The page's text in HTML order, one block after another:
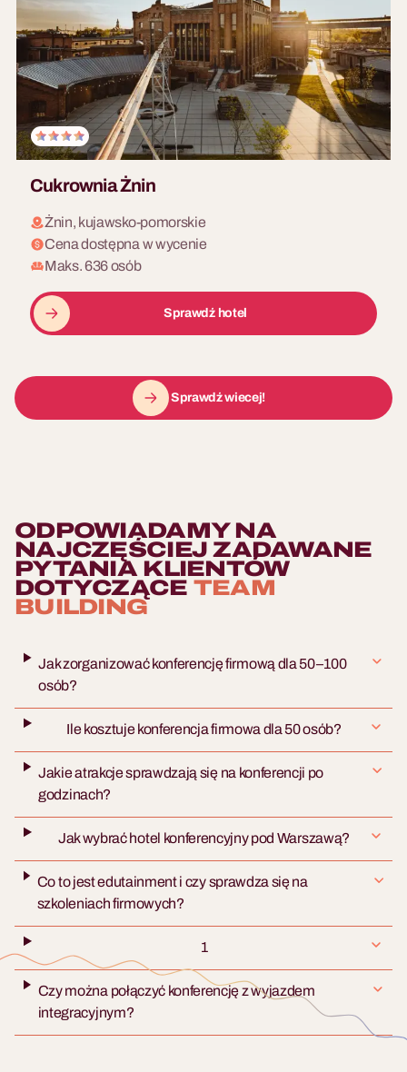
Cukrownia Żnin
Żnin, kujawsko-pomorskie
Cena dostępna w wycenie
Maks. 636 osób
Sprawdź hotel
Sprawdź wiecej!
ODPOWIADAMY NA
NAJCZĘŚCIEJ ZADAWANE
PYTANIA KLIENTÓW
DOTYCZĄCE TEAM
BUILDING
Jak zorganizować konferencję firmową dla 50–100
osób?
Ile kosztuje konferencja firmowa dla 50 osób?
Jakie atrakcje sprawdzają się na konferencji po
godzinach?
Jak wybrać hotel konferencyjny pod Warszawą?
Co to jest edutainment i czy sprawdza się na
szkoleniach firmowych?
1
Czy można połączyć konferencję z wyjazdem
integracyjnym?